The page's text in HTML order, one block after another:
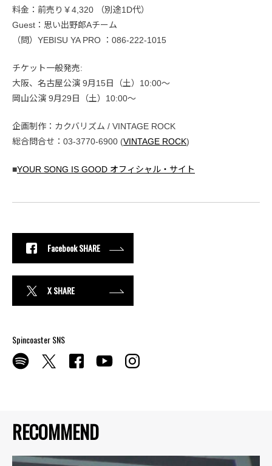
RECOMMEND
料金：前売り￥4,320 （別途1D代）
Guest：思い出野郎Aチーム
（問）YEBISU YA PRO ：086-222-1015
チケット一般発売:
大阪、名古屋公演 9月15日（土）10:00〜
岡山公演 9月29日（土）10:00〜
企画制作：カクバリズム / VINTAGE ROCK
総合問合せ：03-3770-6900 (VINTAGE ROCK)
■YOUR SONG IS GOOD オフィシャル・サイト
Facebook SHARE
X SHARE
Spincoaster SNS